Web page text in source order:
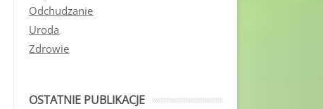
Odchudzanie
Uroda
Zdrowie
OSTATNIE PUBLIKACJE